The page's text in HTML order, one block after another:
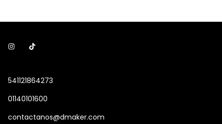
541121864273
01140101600
contactanos@dmaker.com